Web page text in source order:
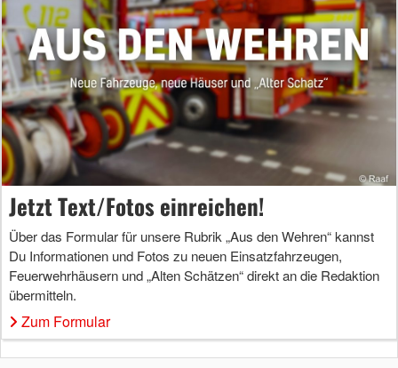
Jetzt Text/Fotos einreichen!
Über das Formular für unsere Rubrik „Aus den Wehren“ kannst
Du Informationen und Fotos zu neuen Einsatzfahrzeugen,
Feuerwehrhäusern und „Alten Schätzen“ direkt an die Redaktion
übermitteln.
Zum Formular